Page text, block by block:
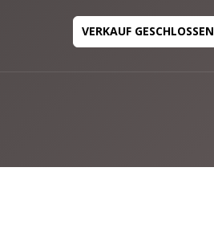
VERKAUF GESCHLOSSEN